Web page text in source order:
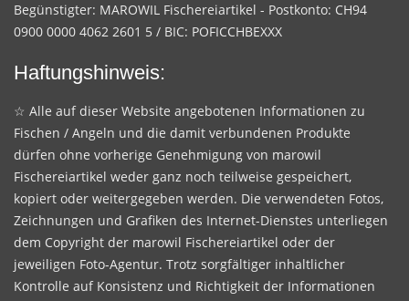
Begünstigter: MAROWIL Fischereiartikel - Postkonto: CH94
0900 0000 4062 2601 5 / BIC: POFICCHBEXXX
Haftungshinweis:
☆ Alle auf dieser Website angebotenen Informationen zu
Fischen / Angeln und die damit verbundenen Produkte
dürfen ohne vorherige Genehmigung von marowil
Fischereiartikel weder ganz noch teilweise gespeichert,
kopiert oder weitergegeben werden. Die verwendeten Fotos,
Zeichnungen und Grafiken des Internet-Dienstes unterliegen
dem Copyright der marowil Fischereiartikel oder der
jeweiligen Foto-Agentur. Trotz sorgfältiger inhaltlicher
Kontrolle auf Konsistenz und Richtigkeit der Informationen